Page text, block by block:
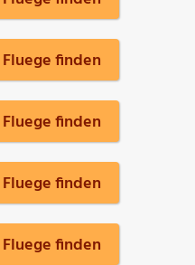
Fluege finden
Fluege finden
Fluege finden
Fluege finden